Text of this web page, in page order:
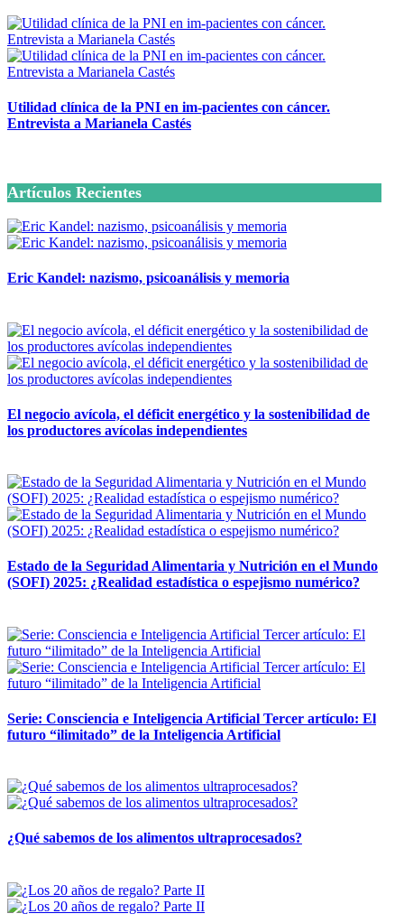
Utilidad clínica de la PNI en im-pacientes con cáncer.
Entrevista a Marianela Castés
Artículos Recientes
Eric Kandel: nazismo, psicoanálisis y memoria
El negocio avícola, el déficit energético y la sostenibilidad de
los productores avícolas independientes
Estado de la Seguridad Alimentaria y Nutrición en el Mundo
(SOFI) 2025: ¿Realidad estadística o espejismo numérico?
Serie: Consciencia e Inteligencia Artificial Tercer artículo: El
futuro “ilimitado” de la Inteligencia Artificial
¿Qué sabemos de los alimentos ultraprocesados?